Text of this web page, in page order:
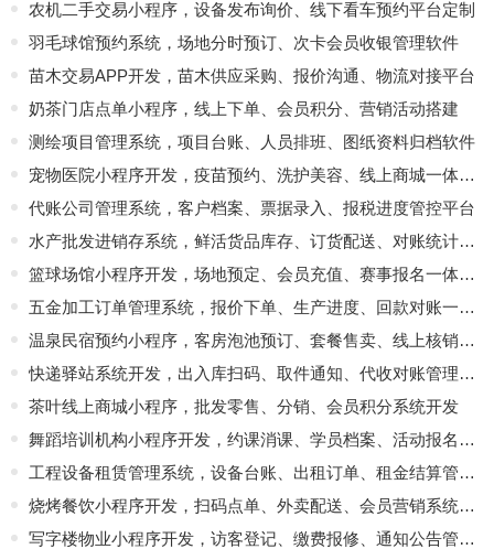
农机二手交易小程序，设备发布询价、线下看车预约平台定制
羽毛球馆预约系统，场地分时预订、次卡会员收银管理软件
苗木交易APP开发，苗木供应采购、报价沟通、物流对接平台
奶茶门店点单小程序，线上下单、会员积分、营销活动搭建
测绘项目管理系统，项目台账、人员排班、图纸资料归档软件
宠物医院小程序开发，疫苗预约、洗护美容、线上商城一体化平台
代账公司管理系统，客户档案、票据录入、报税进度管控平台
水产批发进销存系统，鲜活货品库存、订货配送、对账统计软件
篮球场馆小程序开发，场地预定、会员充值、赛事报名一体化管理系统
五金加工订单管理系统，报价下单、生产进度、回款对账一体化
温泉民宿预约小程序，客房泡池预订、套餐售卖、线上核销平台
快递驿站系统开发，出入库扫码、取件通知、代收对账管理软件
茶叶线上商城小程序，批发零售、分销、会员积分系统开发
舞蹈培训机构小程序开发，约课消课、学员档案、活动报名平台
工程设备租赁管理系统，设备台账、出租订单、租金结算管控软件
烧烤餐饮小程序开发，扫码点单、外卖配送、会员营销系统定制
写字楼物业小程序开发，访客登记、缴费报修、通知公告管理软件